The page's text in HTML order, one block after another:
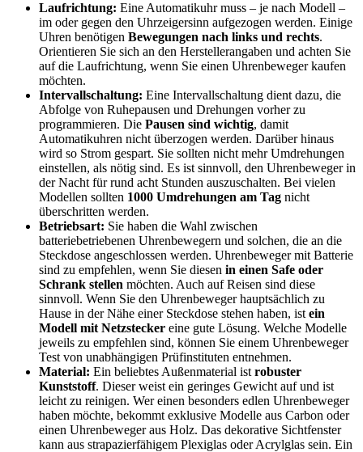
Laufrichtung: Eine Automatikuhr muss – je nach Modell –
im oder gegen den Uhrzeigersinn aufgezogen werden. Einige
Uhren benötigen Bewegungen nach links und rechts.
Orientieren Sie sich an den Herstellerangaben und achten Sie
auf die Laufrichtung, wenn Sie einen Uhrenbeweger kaufen
möchten.
Intervallschaltung: Eine Intervallschaltung dient dazu, die
Abfolge von Ruhepausen und Drehungen vorher zu
programmieren. Die Pausen sind wichtig, damit
Automatikuhren nicht überzogen werden. Darüber hinaus
wird so Strom gespart. Sie sollten nicht mehr Umdrehungen
einstellen, als nötig sind. Es ist sinnvoll, den Uhrenbeweger in
der Nacht für rund acht Stunden auszuschalten. Bei vielen
Modellen sollten 1000 Umdrehungen am Tag nicht
überschritten werden.
Betriebsart: Sie haben die Wahl zwischen
batteriebetriebenen Uhrenbewegern und solchen, die an die
Steckdose angeschlossen werden. Uhrenbeweger mit Batterie
sind zu empfehlen, wenn Sie diesen in einen Safe oder
Schrank stellen möchten. Auch auf Reisen sind diese
sinnvoll. Wenn Sie den Uhrenbeweger hauptsächlich zu
Hause in der Nähe einer Steckdose stehen haben, ist ein
Modell mit Netzstecker eine gute Lösung. Welche Modelle
jeweils zu empfehlen sind, können Sie einem Uhrenbeweger
Test von unabhängigen Prüfinstituten entnehmen.
Material: Ein beliebtes Außenmaterial ist robuster
Kunststoff. Dieser weist ein geringes Gewicht auf und ist
leicht zu reinigen. Wer einen besonders edlen Uhrenbeweger
haben möchte, bekommt exklusive Modelle aus Carbon oder
einen Uhrenbeweger aus Holz. Das dekorative Sichtfenster
kann aus strapazierfähigem Plexiglas oder Acrylglas sein. Ein